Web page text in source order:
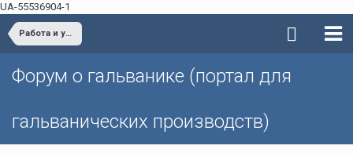
UA-55536904-1
Работа и услуги
Форум о гальванике (портал для
гальванических производств)